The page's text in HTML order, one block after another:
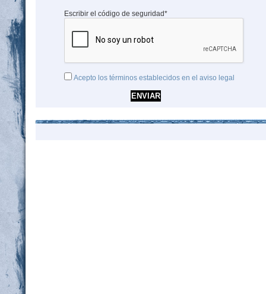
Escribir el código de seguridad*
Acepto los términos establecidos en el aviso legal